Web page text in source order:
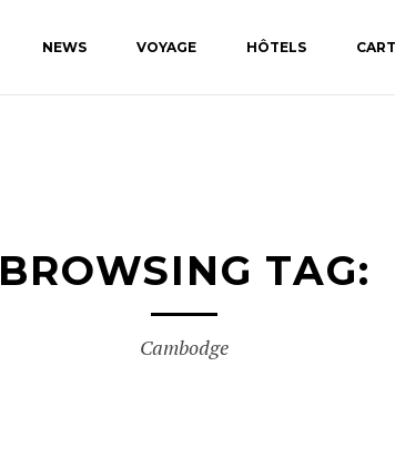
NEWS VOYAGE HÔTELS
BROWSING TAG:
Cambodge